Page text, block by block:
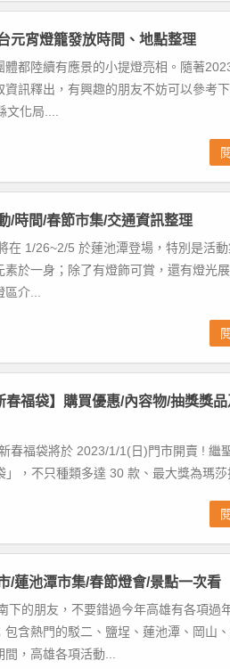
元宵燈籠發放時間、地點整理
都陸續有應景的小提燈亮相。隨著
訊釋出，有興趣的朋友不妨可以參考
化局....
/時間/春節市集/交通資訊整理
在 1/26~2/5 於蓮池潭登場，特別是活動
於一身；除了有燈飾可賞，還有燈光展
介...
福袋】購買優惠/內容物/抽獎獎品
春福袋將於 2023/1/1(日)門市開賣 ! 繼
，不只種類多達 30 款、最大獎為瑪莎
/蓮池潭市集/春節燈會/景點一次看
下的朋友，不要錯過今年高雄有各項過
含熱門的駁二、鹽埕、蓮池潭、岡山
，高雄各項活動...